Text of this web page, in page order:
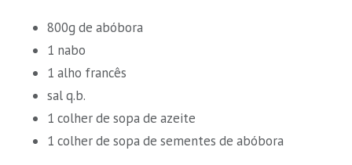
800g de abóbora
1 nabo
1 alho francês
sal q.b.
1 colher de sopa de azeite
1 colher de sopa de sementes de abóbora